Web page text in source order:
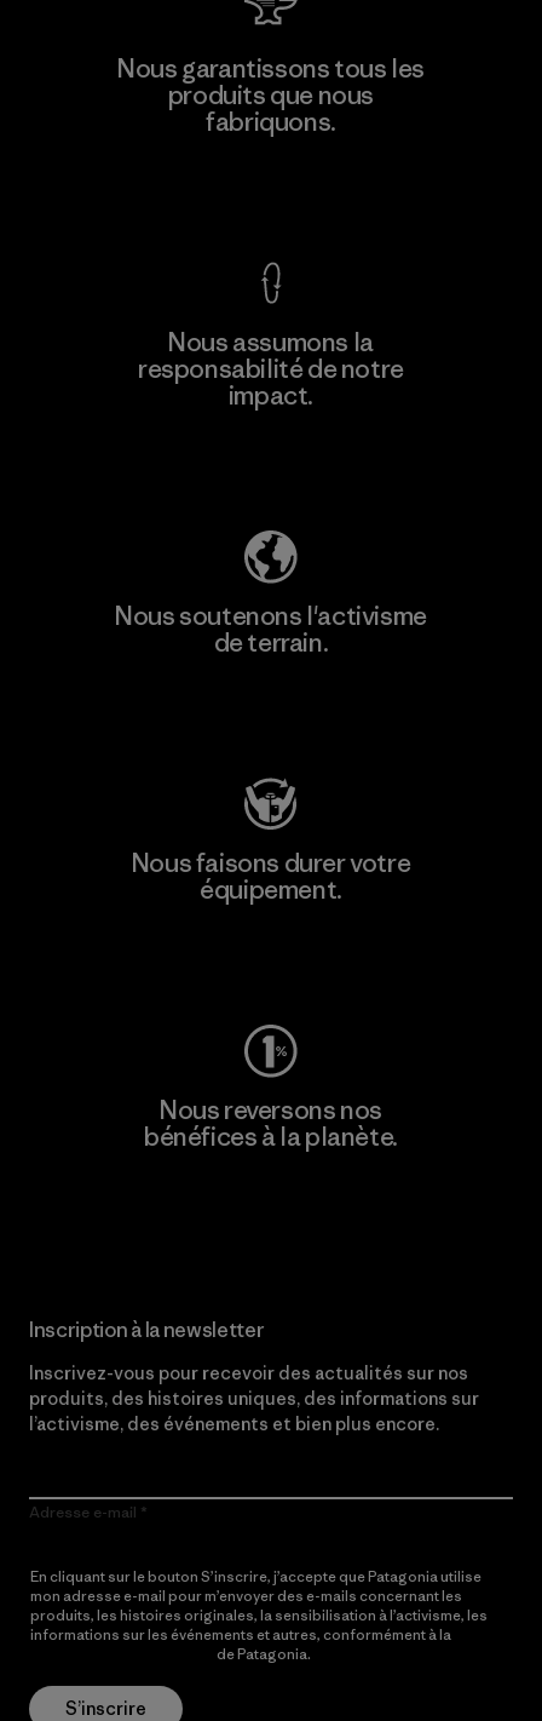
Manufacturing Sportswear Joint
Stock Company - Thai Binh
Nous garantissons tous les
produits que nous
fabriquons.
Nous assumons la
responsabilité de notre
impact.
Nous soutenons l'activisme
de terrain.
Nous faisons durer votre
équipement.
Nous reversons nos
bénéfices à la planète.
Inscription à la newsletter
Inscrivez-vous pour recevoir des actualités sur nos
produits, des histoires uniques, des informations sur
l’activisme, des événements et bien plus encore.
Adresse e-mail
En cliquant sur le bouton S’inscrire, j’accepte que Patagonia utilise
mon adresse e-mail pour m’envoyer des e-mails concernant les
produits, les histoires originales, la sensibilisation à l’activisme, les
informations sur les événements et autres, conformément à la
de Patagonia.
S’inscrire